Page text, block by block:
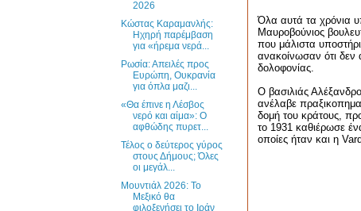
Όλα αυτά τα χρόνια
Μαυροβούνιος
που μάλιστα
ανακοίνωσαν ότι δεν
δολοφονίας.
Ο βασιλιάς
ανέλαβε
δομή του κράτους,
το 1931 καθιέρωσε
οποίες ήταν και η
2026
Κώστας Καραμανλής:
Ηχηρή παρέμβαση
για «ήρεμα νερά...
Ρωσία: Απειλές προς
Ευρώπη, Ουκρανία
για όπλα μαζι...
«Θα έπινε η Λέσβος
νερό και αίμα»: Ο
αφθώδης πυρετ...
Τέλος ο δεύτερος γύρος
στους Δήμους; Όλες
οι μεγάλ...
Μουντιάλ 2026: Το
Μεξικό θα
φιλοξενήσει το Ιράν